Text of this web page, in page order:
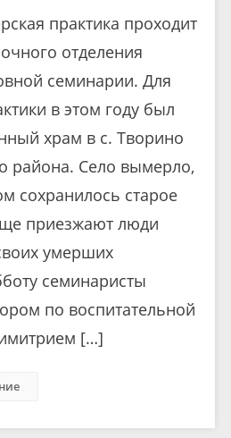
практика проходит
отделения
семинарии. Для
в этом году был
храм в с. Творино
района. Село вымерло,
сохранилось старое
приезжают люди
умерших
семинаристы
по воспитательной
[…]